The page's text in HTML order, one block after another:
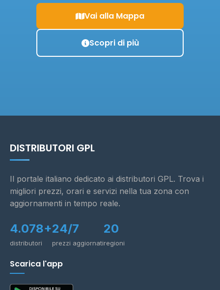
Vai alla Mappa
Scopri di più
DISTRIBUTORI GPL
Il portale italiano dedicato ai distributori GPL. Trova i
migliori prezzi, orari e servizi nella tua zona con
aggiornamenti in tempo reale.
4.078+
distributori
24/7
prezzi aggiornati
20
regioni
Scarica l'app